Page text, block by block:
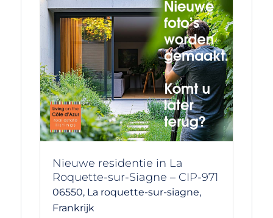
Nieuwe residentie in La
Roquette-sur-Siagne – CIP-971
06550, La roquette-sur-siagne,
Frankrijk